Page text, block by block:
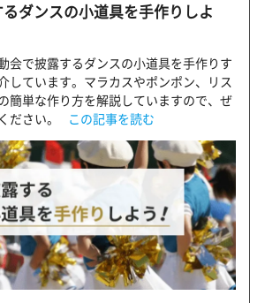
ダンスの小道具を手作りしよ
会で披露するダンスの小道具を手作りす
しています。マラカスやポンポン、リス
簡単な作り方を解説していますので、ぜ
ださい。
この記事を読む